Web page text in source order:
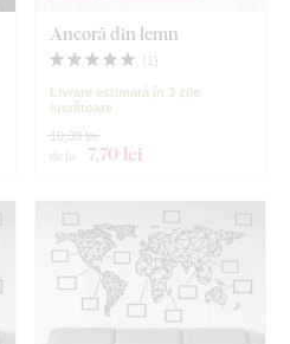
Ancoră din lemn
( 1 )
Livrare estimată în 3 zile
lucrătoare
de la 7,70 lei
10,30 lei